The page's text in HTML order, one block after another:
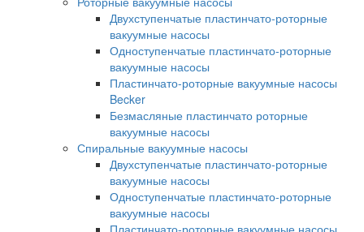
Двухступенчатые пластинчато-роторные
вакуумные насосы
Одноступенчатые пластинчато-роторные
вакуумные насосы
Пластинчато-роторные вакуумные насосы
Becker
Безмасляные пластинчато роторные
вакуумные насосы
Спиральные вакуумные насосы
Двухступенчатые пластинчато-роторные
вакуумные насосы
Одноступенчатые пластинчато-роторные
вакуумные насосы
Пластинчато-роторные вакуумные насосы